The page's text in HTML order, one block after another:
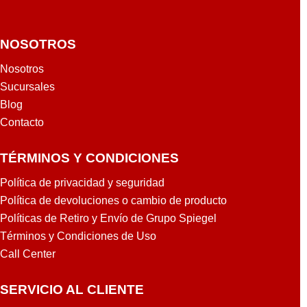
NOSOTROS
Nosotros
Sucursales
Blog
Contacto
TÉRMINOS Y CONDICIONES
Política de privacidad y seguridad
Política de devoluciones o cambio de producto
Políticas de Retiro y Envío de Grupo Spiegel
Términos y Condiciones de Uso
Call Center
SERVICIO AL CLIENTE